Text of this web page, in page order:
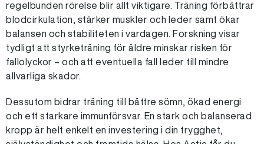
regelbunden rörelse blir allt viktigare. Träning förbättrar
blodcirkulation, stärker muskler och leder samt ökar
balansen och stabiliteten i vardagen. Forskning visar
tydligt att styrketräning för äldre minskar risken för
fallolyckor – och att eventuella fall leder till mindre
allvarliga skador.
Dessutom bidrar träning till bättre sömn, ökad energi
och ett starkare immunförsvar. En stark och balanserad
kropp är helt enkelt en investering i din trygghet,